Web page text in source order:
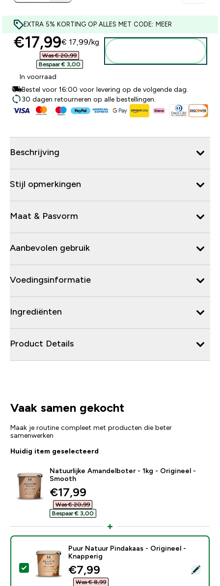
EXTRA 5% KORTING OP ALLES MET CODE: MEER
discounted price
€17,99‎€ 17,99‎/kg
Was € 20,99‎
Bespaar € 3,00‎
In voorraad
Bestel voor 16:00 voor levering op de volgende dag.
30 dagen retourneren op alle bestellingen.
Beschrijving
Stijl opmerkingen
Maat & Pasvorm
Aanbevolen gebruik
Voedingsinformatie
Ingrediënten
Product Details
Vaak samen gekocht
Maak je routine compleet met producten die beter
samenwerken
Huidig item geselecteerd
Natuurlijke Amandelboter - 1kg - Origineel -
Smooth
discounted price
€17,99‎
Was € 20,99‎
Bespaar € 3,00‎
Selecteer dit product - Puur Natuur Pindakaas -
Puur Natuur Pindakaas - Origineel -
Knapperig
discounted price
€7,99‎
Was € 8,99‎